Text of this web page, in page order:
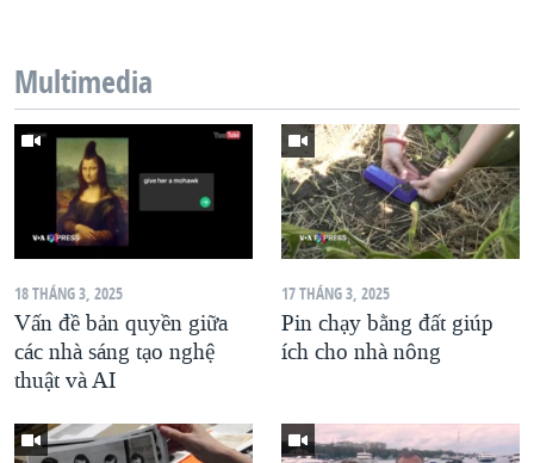
Multimedia
18 THÁNG 3, 2025
Vấn đề bản quyền giữa
các nhà sáng tạo nghệ
thuật và AI
17 THÁNG 3, 2025
Pin chạy bằng đất giúp
ích cho nhà nông